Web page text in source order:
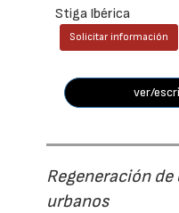
Stiga Ibérica
Solicitar información
ver/
Regeneración
urbanos